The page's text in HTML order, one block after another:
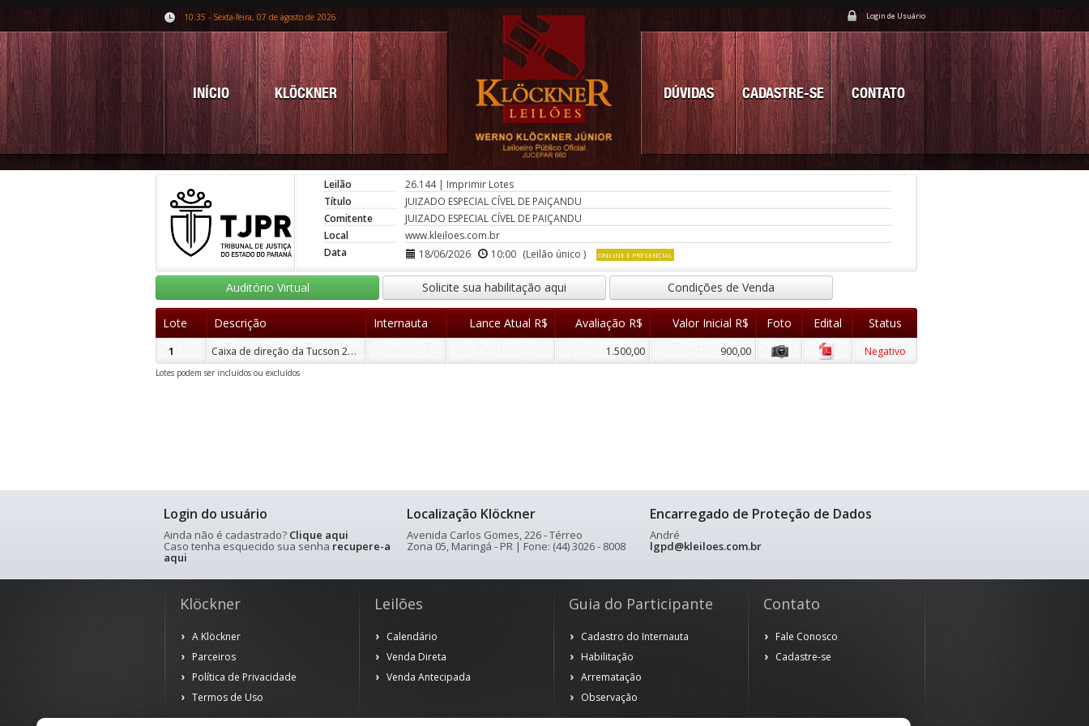
10:35 - Sexta-feira, 07 de agosto de 2026 Login de Usuário
INÍCIO KLÖCKNER CONTATO
CADASTRE-SE
DÚVIDAS
Leilão 26.144| Imprimir Lotes
Título
JUIZADO ESPECIAL CÍVEL DE PAIÇANDU
Comitente
JUIZADO ESPECIAL CÍVEL DE PAIÇANDU
Local
www.kleiloes.com.br
Data
18/06/2026 10:00 (Leilão único ) ONLINE E PRESENCIAL
Auditório Virtual Solicite sua habilitação aqui Condições de Venda
Lote Descrição Internauta Lance Atual R$ Avaliação R$ Valor Inicial R$ Foto Edital Status
1 Caixa de direção da Tucson 2010 1.500,00 900,00 Negativo
Lotes podem ser incluídos ou excluídos
Login do usuário
Ainda não é cadastrado? Clique aqui
Caso tenha esquecido sua senha recupere-a
aqui
Localização Klöckner
Avenida Carlos Gomes, 226 - Térreo
Zona 05, Maringá - PR | Fone: (44) 3026 - 8008
Encarregado de Proteção de Dados
André
lgpd@kleiloes.com.br
Klöckner
A Klöckner
Parceiros
Política de Privacidade
Termos de Uso
Leilões
Calendário
Venda Direta
Venda Antecipada
Guia do Participante
Cadastro do Internauta
Habilitação
Arrematação
Observação
Contato
Fale Conosco
Cadastre-se